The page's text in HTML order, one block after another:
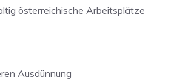
österreichische Arbeitsplätze
Ausdünnung